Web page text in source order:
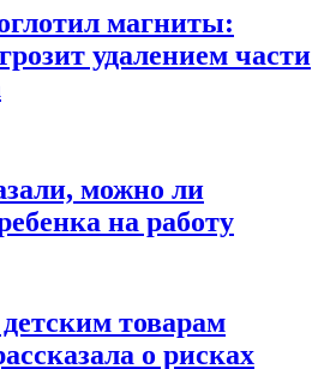
магниты:
удалением части
можно ли
на работу
товарам
о рисках